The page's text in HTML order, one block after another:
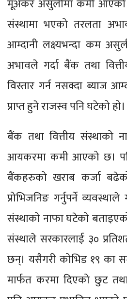
मूअकर असुलीमा कमी आएको
संस्थामा भएको तरलता
आम्दानी लक्ष्यभन्दा कम
अभावले गर्दा बैंक तथा
विस्तार गर्न नसक्दा ब्याज
प्राप्त हुने राजस्व पनि घटेको हो।
बैंक तथा वित्तीय संस्थाको
आयकरमा कमी आएको छ।
बैंकहरुको खराब कर्जा
प्रोभिजनिङ गर्नुपर्ने
संस्थाको नाफा घटेको
संस्थाले सरकारलाई ३०
छन्। यसैगरी कोभिड १९ का
मार्फत करमा दिएको छुट